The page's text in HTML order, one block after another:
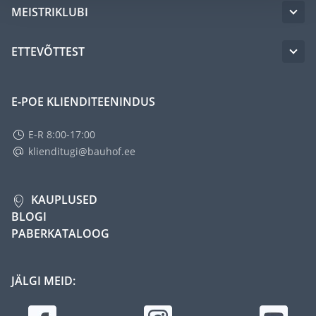
MEISTRIKLUBI
ETTEVÕTTEST
E-POE KLIENDITEENINDUS
E-R 8:00-17:00
klienditugi@bauhof.ee
KAUPLUSED
BLOGI
PABERKATALOOG
JÄLGI MEID: